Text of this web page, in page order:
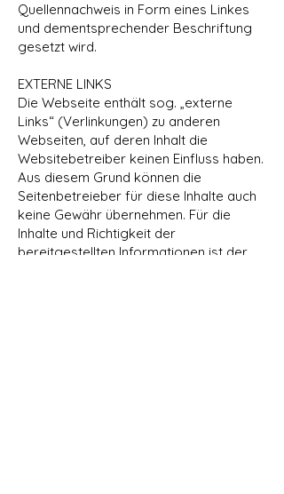
Quellennachweis in Form eines Linkes
und dementsprechender Beschriftung
gesetzt wird.
EXTERNE LINKS
Die Webseite enthält sog. „externe
Links“ (Verlinkungen) zu anderen
Webseiten, auf deren Inhalt die
Websitebetreiber keinen Einfluss haben.
Aus diesem Grund können die
Seitenbetreieber für diese Inhalte auch
keine Gewähr übernehmen. Für die
Inhalte und Richtigkeit der
bereitgestellten Informationen ist der